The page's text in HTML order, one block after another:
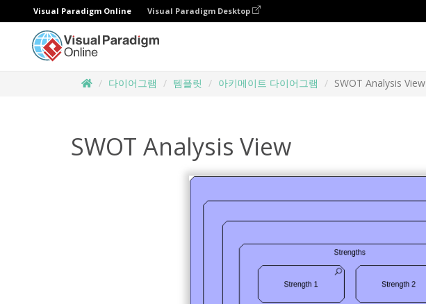
Visual Paradigm Online Visual Paradigm Desktop
다이어그램 템플릿 아키메이트 다이어그램 SWOT Analysis View
SWOT Analysis View